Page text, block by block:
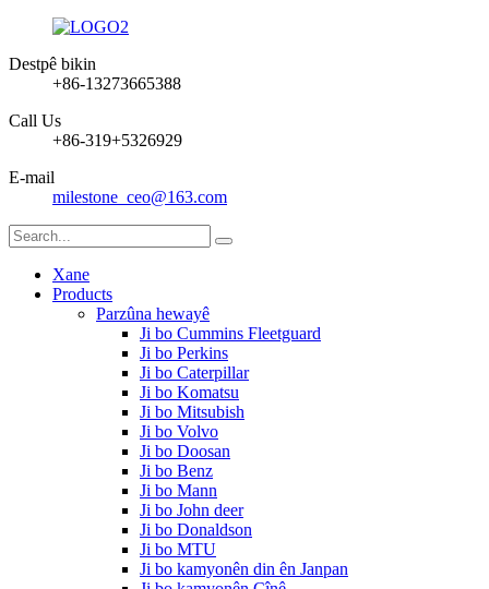
Destpê bikin
+86-13273665388
Call Us
+86-319+5326929
E-mail
milestone_ceo@163.com
Xane
Products
Parzûna hewayê
Ji bo Cummins Fleetguard
Ji bo Perkins
Ji bo Caterpillar
Ji bo Komatsu
Ji bo Mitsubish
Ji bo Volvo
Ji bo Doosan
Ji bo Benz
Ji bo Mann
Ji bo John deer
Ji bo Donaldson
Ji bo MTU
Ji bo kamyonên din ên Janpan